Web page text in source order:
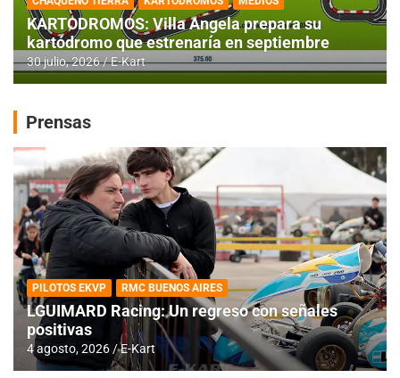
KARTODROMOS: Villa Angela prepara su
kartódromo que estrenaría en septiembre
30 julio, 2026 E-Kart
Prensas
PILOTOS EKVP RMC BUENOS AIRES
LGUIMARD Racing: Un regreso con señales
positivas
4 agosto, 2026 E-Kart